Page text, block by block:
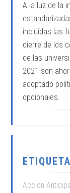
A la luz de la
incluidas las
cierre de los
de las
2021 son
adoptado
opcionales.
Acción